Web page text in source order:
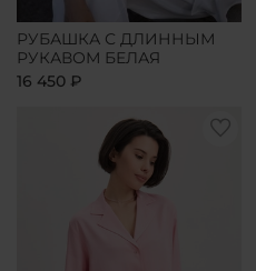
РУБАШКА С ДЛИННЫМ
РУКАВОМ БЕЛАЯ
16 450 ₽